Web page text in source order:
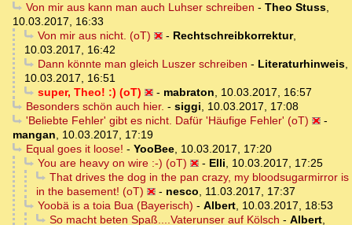
Von mir aus kann man auch Luhser schreiben - Theo Stuss,
10.03.2017, 16:33
Von mir aus nicht. (oT)
- Rechtschreibkorrektur,
10.03.2017, 16:42
Dann könnte man gleich Luszer schreiben - Literaturhinweis,
10.03.2017, 16:51
super, Theo! :) (oT)
- mabraton, 10.03.2017, 16:57
Besonders schön auch hier. - siggi, 10.03.2017, 17:08
'Beliebte Fehler' gibt es nicht. Dafür 'Häufige Fehler' (oT)
-
mangan, 10.03.2017, 17:19
Equal goes it loose! - YooBee, 10.03.2017, 17:20
You are heavy on wire :-) (oT)
- Elli, 10.03.2017, 17:25
That drives the dog in the pan crazy, my bloodsugarmirror is
in the basement! (oT)
- nesco, 11.03.2017, 17:37
Yoobä is a toia Bua (Bayerisch) - Albert, 10.03.2017, 18:53
So macht beten Spaß....Vaterunser auf Kölsch - Albert,